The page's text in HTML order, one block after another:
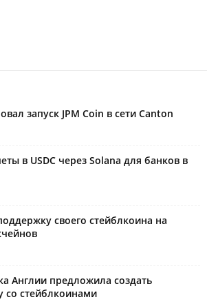
запуск JPM Coin в сети Canton
в USDC через Solana для банков в
своего стейблкоина на
Англии предложила создать
со стейблкоинами